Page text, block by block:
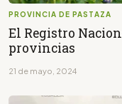
PROVINCIA DE PASTAZA
El Registro
provincias
21 de mayo, 2024